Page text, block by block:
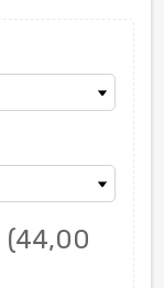
(44,00